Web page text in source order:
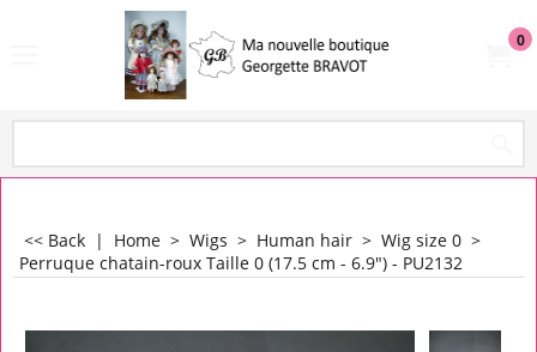
0
<< Back | Home > Wigs > Human hair > Wig size 0 >
Perruque chatain-roux Taille 0 (17.5 cm - 6.9") - PU2132